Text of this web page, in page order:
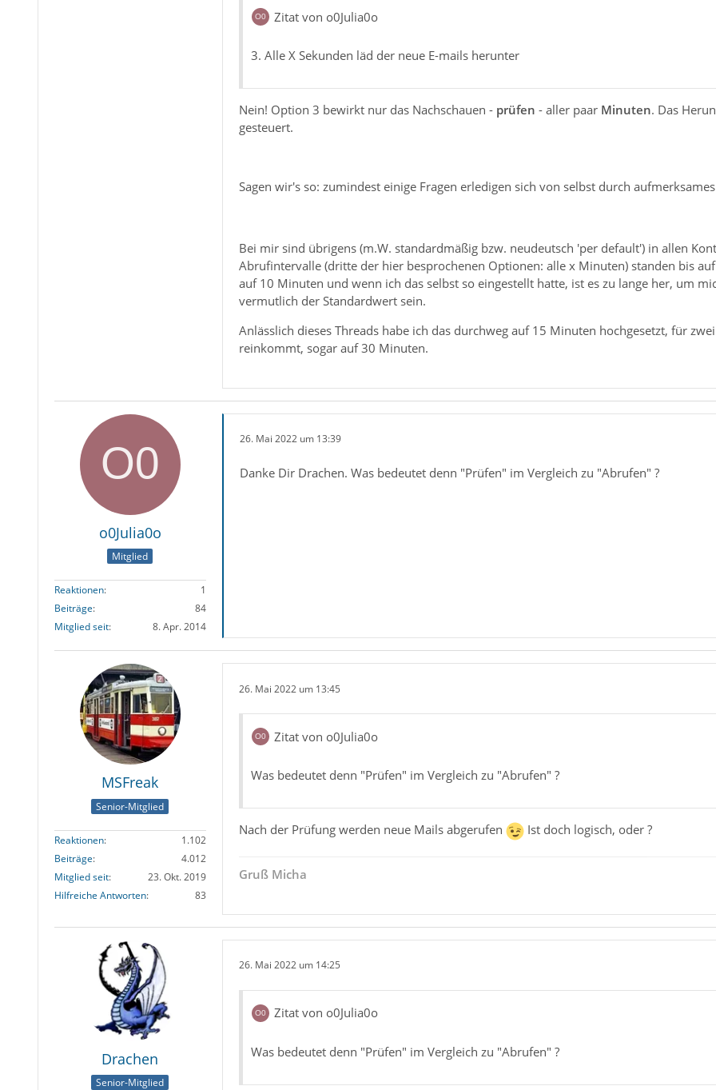
Zitat von o0Julia0o
3. Alle X Sekunden läd der neue E-mails herunter
Nein! Option 3 bewirkt nur das Nachschauen - prüfen - aller paar Minuten. Das
gesteuert.
Sagen wir's so: zumindest einige Fragen erledigen sich von selbst durch
Bei mir sind übrigens (m.W. standardmäßig bzw. neudeutsch 'per default') in allen
Abrufintervalle (dritte der hier besprochenen Optionen: alle x Minuten) standen bis
auf 10 Minuten und wenn ich das selbst so eingestellt hatte, ist es zu lange her, um
vermutlich der Standardwert sein.
Anlässlich dieses Threads habe ich das durchweg auf 15 Minuten hochgesetzt, für
reinkommt, sogar auf 30 Minuten.
o0Julia0o
Mitglied
Reaktionen
1
Beiträge
84
Mitglied seit
8. Apr. 2014
26. Mai 2022 um 13:39
Danke Dir Drachen. Was bedeutet denn "Prüfen" im Vergleich zu "Abrufen" ?
MSFreak
Senior-Mitglied
Reaktionen
1.102
Beiträge
4.012
Mitglied seit
23. Okt. 2019
Hilfreiche Antworten
83
26. Mai 2022 um 13:45
Zitat von o0Julia0o
Was bedeutet denn "Prüfen" im Vergleich zu "Abrufen" ?
Nach der Prüfung werden neue Mails abgerufen Ist doch logisch, oder ?
Gruß Micha
Drachen
Senior-Mitglied
26. Mai 2022 um 14:25
Zitat von o0Julia0o
Was bedeutet denn "Prüfen" im Vergleich zu "Abrufen" ?